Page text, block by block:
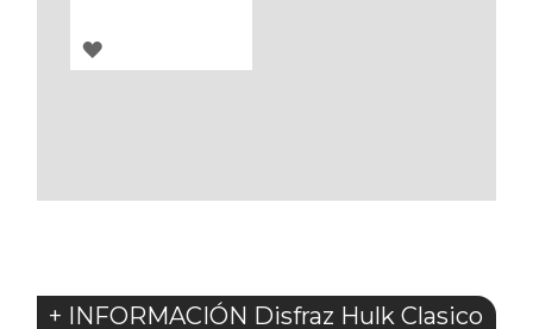
AGREGAR
+ INFORMACIÓN Disfraz Hulk Clasico